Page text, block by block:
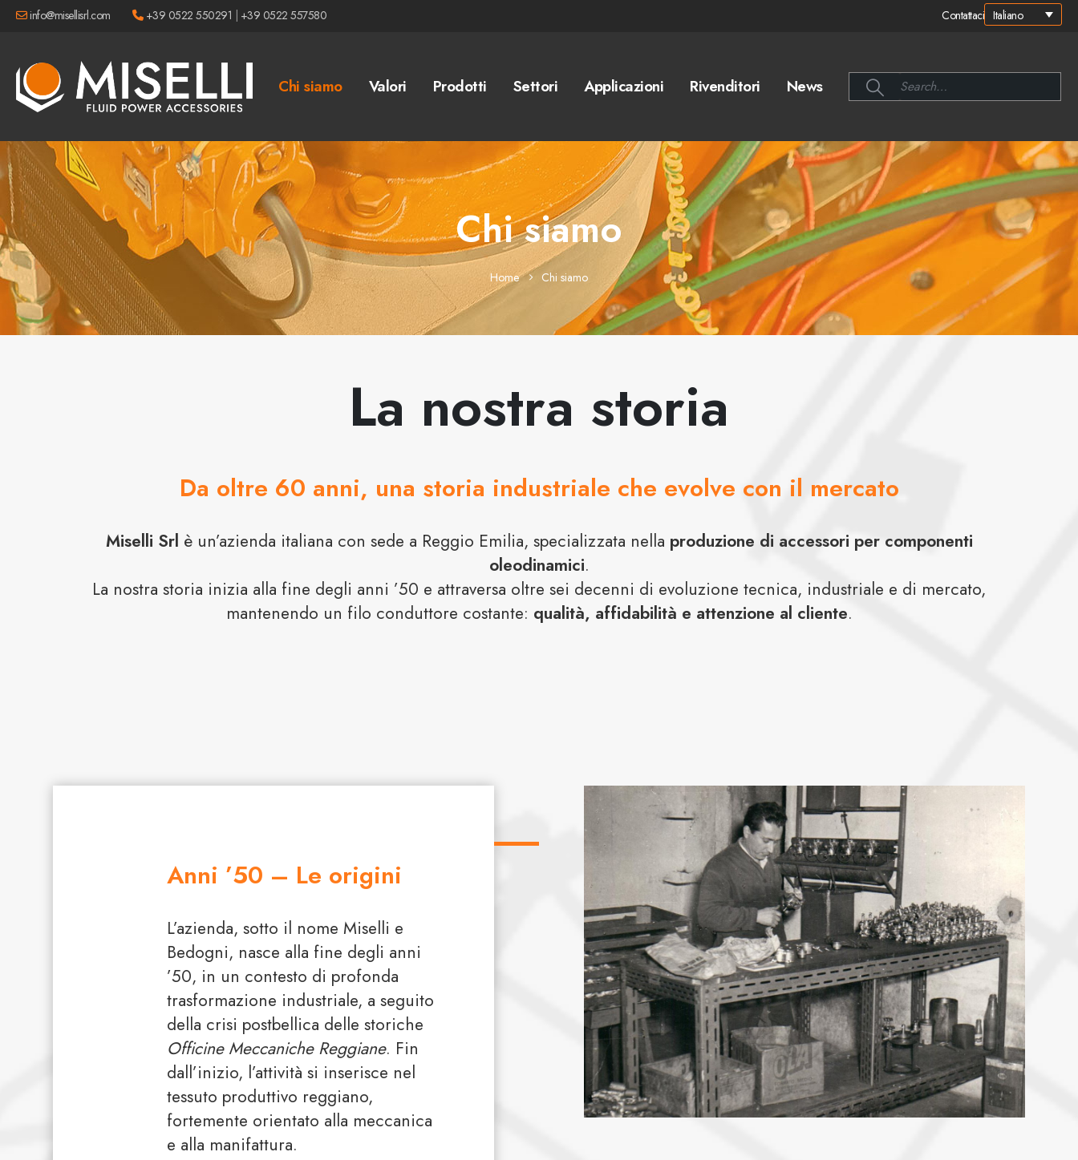
info@misellisrl.com +39 0522 550291 +39 0522 557580 Contattaci Italiano
Chi siamo Valori Prodotti Settori Applicazioni Rivenditori News
Chi siamo
Home Chi siamo
La nostra storia
Da oltre 60 anni, una storia industriale che evolve con il mercato
Miselli Srl è un’azienda italiana con sede a Reggio Emilia, specializzata nella produzione di accessori per componenti
oleodinamici.
La nostra storia inizia alla fine degli anni ’50 e attraversa oltre sei decenni di evoluzione tecnica, industriale e di mercato,
mantenendo un filo conduttore costante: qualità, affidabilità e attenzione al cliente.
Anni ’50 – Le origini
L’azienda, sotto il nome Miselli e
Bedogni, nasce alla fine degli anni
’50, in un contesto di profonda
trasformazione industriale, a seguito
della crisi postbellica delle storiche
Officine Meccaniche Reggiane. Fin
dall’inizio, l’attività si inserisce nel
tessuto produttivo reggiano,
fortemente orientato alla meccanica
e alla manifattura.